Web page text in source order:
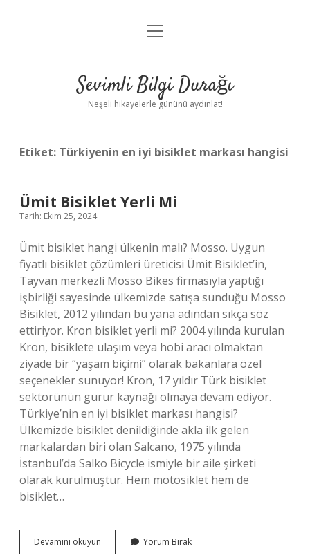
Anasayfa
Yasal Uyarı
menüyü
Sevimli Bilgi Durağı
Neşeli hikayelerle gününü aydınlat!
Etiket: Türkiyenin en iyi bisiklet markası hangisi
Ümit Bisiklet Yerli Mi
Tarih: Ekim 25, 2024
Ümit bisiklet hangi ülkenin malı? Mosso. Uygun
fiyatlı bisiklet çözümleri üreticisi Ümit Bisiklet’in,
Tayvan merkezli Mosso Bikes firmasıyla yaptığı
işbirliği sayesinde ülkemizde satışa sunduğu Mosso
Bisiklet, 2012 yılından bu yana adından sıkça söz
ettiriyor. Kron bisiklet yerli mi? 2004 yılında kurulan
Kron, bisiklete ulaşım veya hobi aracı olmaktan
ziyade bir “yaşam biçimi” olarak bakanlara özel
seçenekler sunuyor! Kron, 17 yıldır Türk bisiklet
sektörünün gurur kaynağı olmaya devam ediyor.
Türkiye’nin en iyi bisiklet markası hangisi?
Ülkemizde bisiklet denildiğinde akla ilk gelen
markalardan biri olan Salcano, 1975 yılında
İstanbul’da Salko Bicycle ismiyle bir aile şirketi
olarak kurulmuştur. Hem motosiklet hem de
bisiklet…
Devamını okuyun
Bisiklet
Yorum Bırak